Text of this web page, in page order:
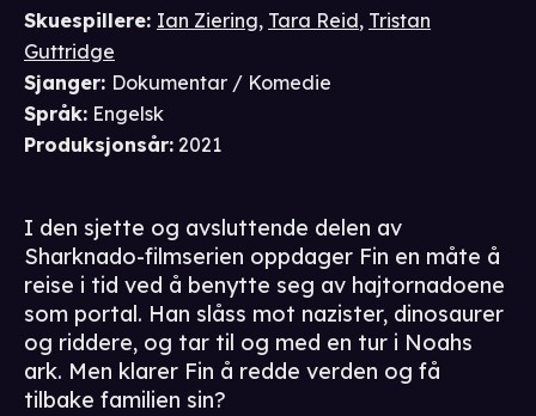
Skuespillere: Ian Ziering, Tara Reid, Tristan
Guttridge
Sjanger: Dokumentar / Komedie
Språk: Engelsk
Produksjonsår: 2021
I den sjette og avsluttende delen av
Sharknado-filmserien oppdager Fin en måte å
reise i tid ved å benytte seg av hajtornadoene
som portal. Han slåss mot nazister, dinosaurer
og riddere, og tar til og med en tur i Noahs
ark. Men klarer Fin å redde verden og få
tilbake familien sin?